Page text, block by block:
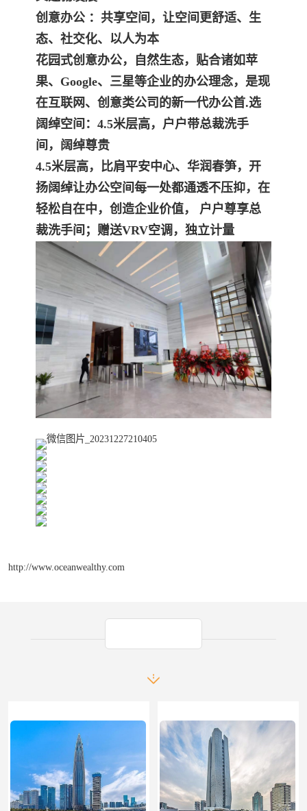
创意办公 ：共享空间，让空间更舒适、生
态、社交化、以人为本
花园式创意办公，自然生态，贴合诸如苹
果、Google、三星等企业的办公理念，是现
在互联网、创意类公司的新一代办公首.选
阔绰空间：4.5米层高，户户带总裁洗手
间，阔绰尊贵
4.5米层高，比肩平安中心、华润春笋，开
扬阔绰让办公空间每一处都通透不压抑，在
轻松自在中，创造企业价值， 户户尊享总
裁洗手间；赠送VRV空调，独立计量
http://www.oceanwealthy.com